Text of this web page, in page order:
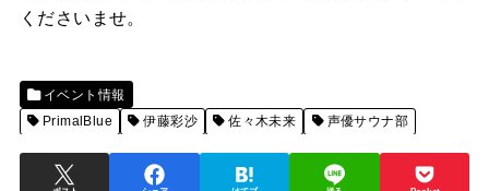
くださいませ。
イベント情報
PrimalBlue
伊藤彩沙 佐々木未来 声優サウナ部